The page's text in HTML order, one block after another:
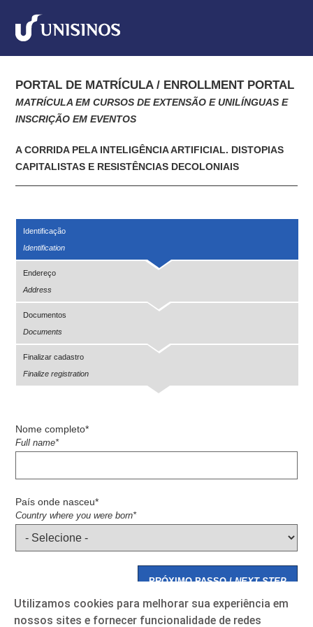
PORTAL DE MATRÍCULA / ENROLLMENT PORTAL
MATRÍCULA EM CURSOS DE EXTENSÃO E UNILÍNGUAS E
INSCRIÇÃO EM EVENTOS
A CORRIDA PELA INTELIGÊNCIA ARTIFICIAL. DISTOPIAS
CAPITALISTAS E RESISTÊNCIAS DECOLONIAIS
Identificação
Identification
Endereço
Address
Documentos
Documents
Finalizar cadastro
Finalize registration
Nome completo*
Full name*
País onde nasceu*
Country where you were born*
PRÓXIMO PASSO /NEXT STEP
Utilizamos cookies para melhorar sua experiência em
nossos sites e fornecer funcionalidade de redes